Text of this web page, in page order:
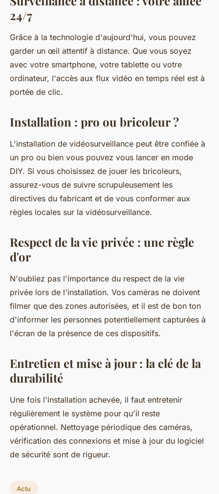
24/7
Grâce à la technologie d'aujourd'hui, vous pouvez
garder un œil attentif à distance. Que vous soyez
avec votre smartphone, votre tablette ou votre
ordinateur, l'accès aux flux vidéo en temps réel est à
portée de clic.
Installation : pro ou bricoleur ?
L'installation de vidéosurveillance peut être confiée à
un pro ou bien vous pouvez vous lancer en mode
DIY. Si vous choisissez de jouer les bricoleurs,
assurez-vous de suivre scrupuleusement les
directives du fabricant et de vous conformer aux
règles locales sur la vidéosurveillance.
Respect de la vie privée : une règle
d'or
N'oubliez pas l'importance du respect de la vie
privée lors de l'installation. Vos caméras ne doivent
filmer que des zones autorisées, et il est de bon ton
d'informer les personnes potentiellement capturées à
l'écran de la présence de ces dispositifs.
Entretien et mise à jour : la clé de la
durabilité
Une fois l'installation achevée, il faut entretenir
régulièrement le système pour qu'il reste
opérationnel. Nettoyage périodique des caméras,
vérification des connexions et mise à jour du logiciel
de sécurité sont de rigueur.
Actu